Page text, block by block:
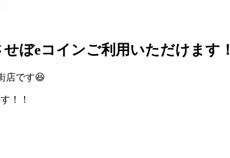
ぼeコインご利用いただけます！
店です😆
！！